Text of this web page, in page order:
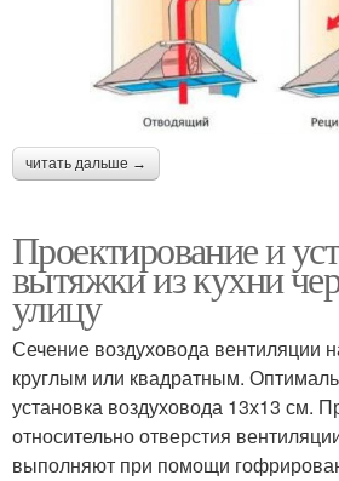
читать дальше →
Проектирование и
вытяжки из кухни
улицу
Сечение воздуховода вентиляции
круглым или квадратным.
установка воздуховода 13х13 см.
относительно отверстия
выполняют при помощи